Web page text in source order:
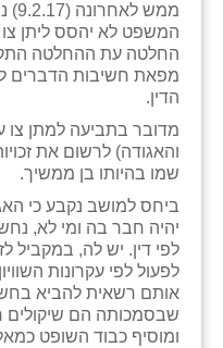
המשפט לא יהסס ליתן
החלטה עת ההחלטה
מפאת חשיבות הדברים
הדין.
מדובר בתביעה למתן צו
והאגודה) לרשום את
שמו בהיותו בן ממשיך.
ביחס למושב נקבע כי
יהיה חבר בה ומי לא,
לפי דין. יש לה, במקביל
לפעול לפי עקרונות
אותם רשאית להביא
שבסמכותה הם שיקולים
ומוסיף כבוד השופט
יבול (מורג)
יקנעם
כליל
יד השמונה
כפר ביאליק
כפר הרי״ף
כפר מישר